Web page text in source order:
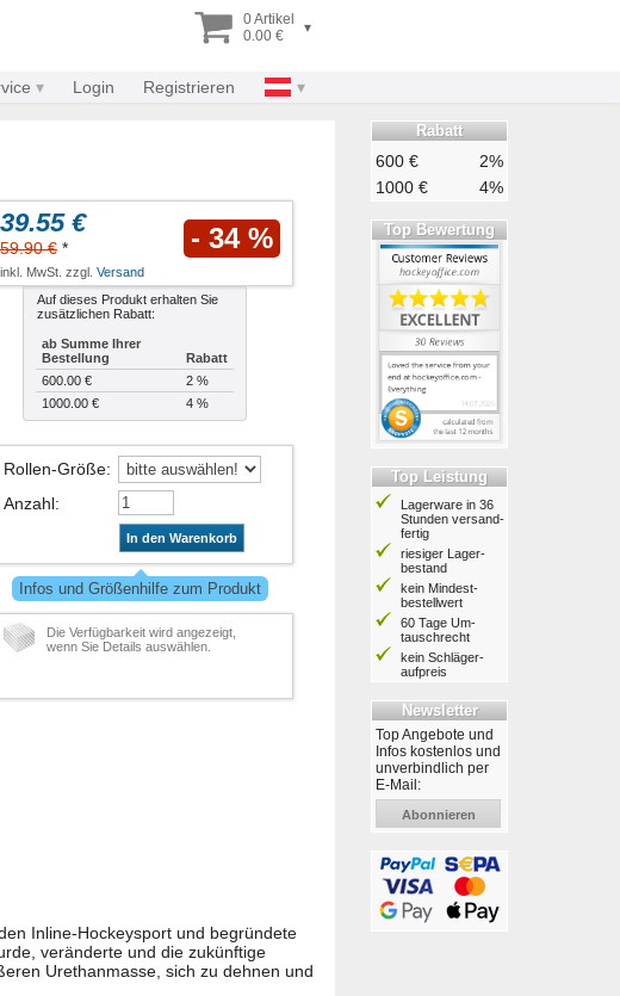
0 Artikel
0.00 €
▾
Login Registrieren
39.55 €
59.90 € * - 34 %
inkl. MwSt. zzgl. Versand
Auf dieses Produkt erhalten Sie
zusätzlichen Rabatt:
ab Summe Ihrer
Bestellung
Rabatt
600.00 €
2 %
1000.00 €
4 %
Rollen-Größe:
Anzahl:
In den Warenkorb
Infos und Größenhilfe zum Produkt
Die Verfügbarkeit wird angezeigt,
wenn Sie Details auswählen.
Inline-Hockeysport und begründete
veränderte und die zukünftige
Urethanmasse, sich zu dehnen und
Rabatt
600 €
2%
1000 €
4%
Top Bewertung
Top Leistung
Lagerware in 36
Stunden ver­sand­
fertig
riesiger Lager­
bestand
kein Mindest­
bestell­wert
60 Tage Um­
tausch­recht
kein Schläger­
aufpreis
Newsletter
Top Angebote und
Infos kostenlos und
unverbindlich per
E-Mail:
Abonnieren